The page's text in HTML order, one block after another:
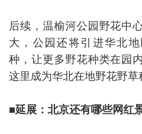
后续，温榆河公园野花中
大，公园还将引进华北
种，让更多野花种类在园
这里成为华北在地野花野草
■延展：北京还有哪些网红